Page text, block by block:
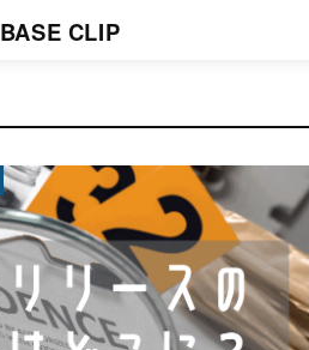
BASE CLIP